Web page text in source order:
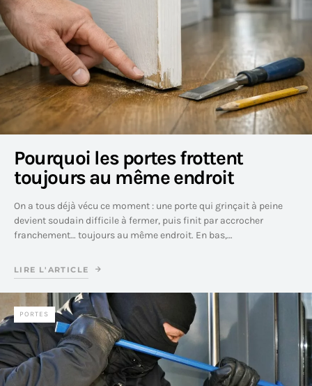
Pourquoi les portes frottent
toujours au même endroit
On a tous déjà vécu ce moment : une porte qui grinçait à peine
devient soudain difficile à fermer, puis finit par accrocher
franchement… toujours au même endroit. En bas,…
LIRE L'ARTICLE
PORTES